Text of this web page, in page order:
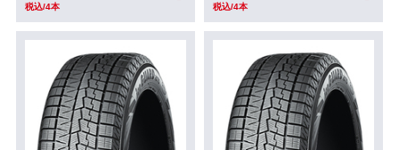
税込/4本 税込/4本